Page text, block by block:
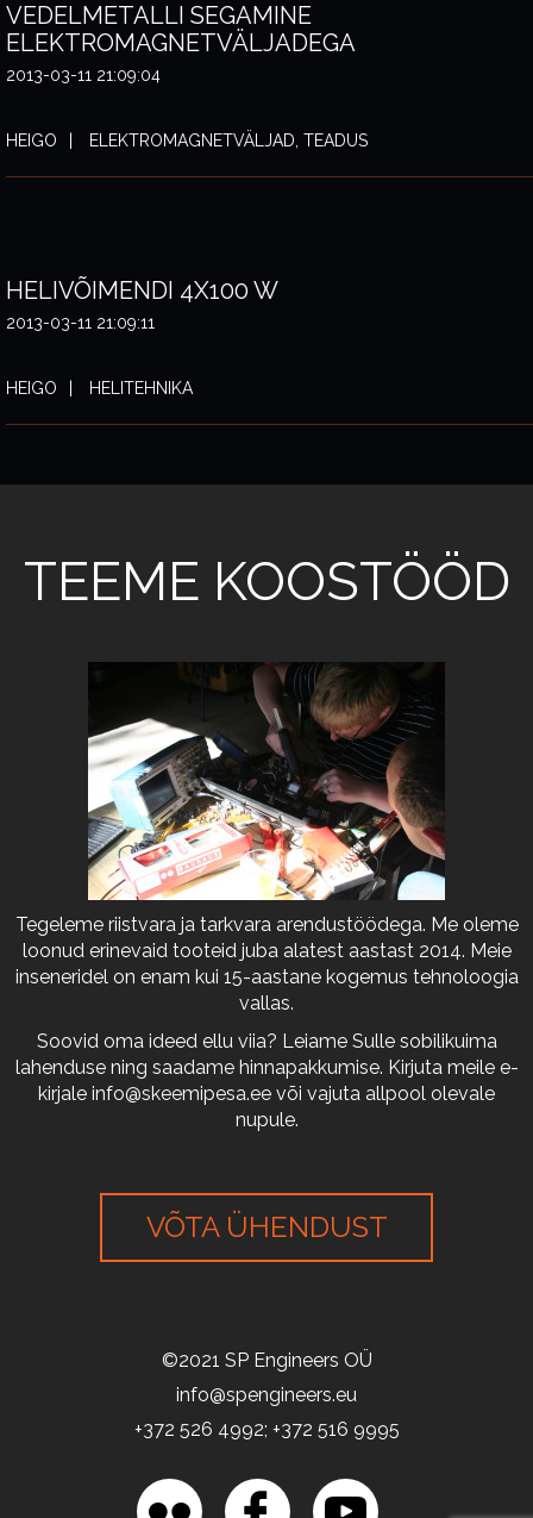
VEDELMETALLI SEGAMINE
ELEKTROMAGNETVÄLJADEGA
2013-03-11 21:09:04
HEIGO ELEKTROMAGNETVÄLJAD, TEADUS
HELIVÕIMENDI 4X100 W
2013-03-11 21:09:11
HEIGO HELITEHNIKA
TEEME KOOSTÖÖD
Tegeleme riistvara ja tarkvara arendustöödega. Me oleme
loonud erinevaid tooteid juba alatest aastast 2014. Meie
inseneridel on enam kui 15-aastane kogemus tehnoloogia
vallas.
Soovid oma ideed ellu viia? Leiame Sulle sobilikuima
lahenduse ning saadame hinnapakkumise. Kirjuta meile e-
kirjale info@skeemipesa.ee või vajuta allpool olevale
nupule.
VÕTA ÜHENDUST
©2021 SP Engineers OÜ
info@spengineers.eu
+372 526 4992; +372 516 9995